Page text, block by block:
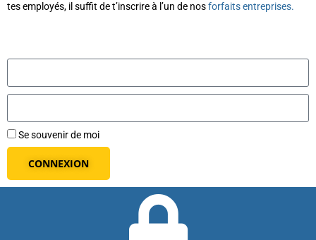
tes employés, il suffit de t’inscrire à l’un de nosforfaits entreprises.
Se souvenir de moi
CONNEXION